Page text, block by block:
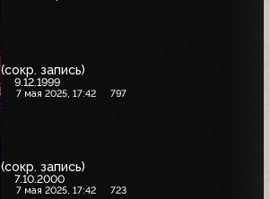
(сокр. запись)
9.12.1999
7 мая 2025, 17:42 797
(сокр. запись)
7.10.2000
7 мая 2025, 17:42 723